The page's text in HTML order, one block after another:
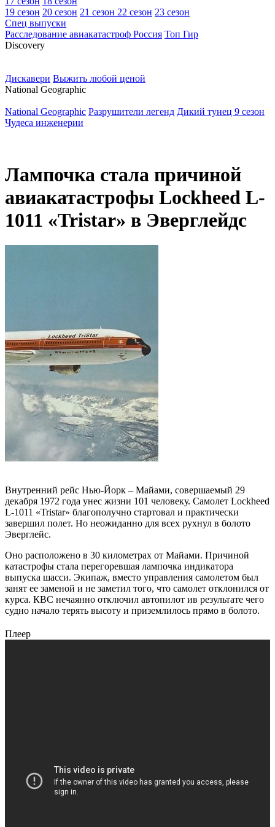
19 сезон 20 сезон 21 сезон 22 сезон 23 сезон
Спец выпуски
Расследование авиакатастроф Россия Топ Гир
Discovery
Дискавери Выжить любой ценой
National Geographic
National Geographic Разрушители легенд Дикий тунец 9 сезон
Чудеса инженерии
Лампочка стала причиной
авиакатастрофы Lockheed L-
1011 «Tristar» в Эверглейдс
Внутренний рейс Нью-Йорк – Майами, совершаемый 29
декабря 1972 года унес жизни 101 человеку. Самолет Lockheed
L-1011 «Tristar» благополучно стартовал и практически
завершил полет. Но неожиданно для всех рухнул в болото
Эверглейс.
Оно расположено в 30 километрах от Майами. Причиной
катастрофы стала перегоревшая лампочка индикатора
выпуска шасси. Экипаж, вместо управления самолетом был
занят ее заменой и не заметил того, что самолет отклонился от
курса. КВС нечаянно отключил автопилот ив результате чего
судно начало терять высоту и приземлилось прямо в болото.
Плеер